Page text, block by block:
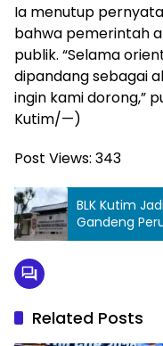
Ia menutup
bahwa pemerintah
publik. “Selama
dipandang sebagai
ingin kami dorong,”
Kutim/—)
Post Views: 343
BLK Kutim
Gandeng
Related Posts